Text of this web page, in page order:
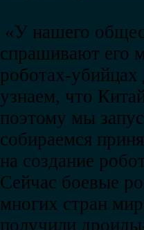
«У нашего
спрашивают его
роботах-
узнаем, что
поэтому мы
собираемся
на создание
Сейчас боевые
многих стран
получили